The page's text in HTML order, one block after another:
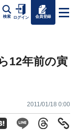
検索 ログイン 会員登録
12年前の寅
2011/01/18 0:00